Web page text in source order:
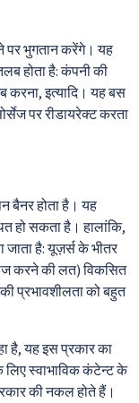
पर भुगतान करेंगे। यह
होता है: कंपनी की
करना, इत्यादि। यह बस
पर रीडायरेक्ट करता
बैनर होता है। यह
हो सकता है। हालांकि,
जाता है: यूज़र्स के भीतर
करने की लत) विकसित
प्रभावशीलता को बहुत
है, यह इस प्रकार का
लिए स्वाभाविक कंटेन्ट के
की नकल होते हैं।